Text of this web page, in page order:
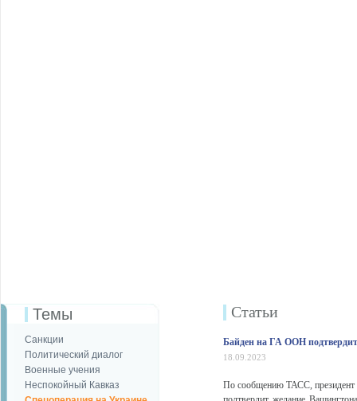
Темы
Санкции
Политический диалог
Военные учения
Неспокойный Кавказ
Статьи
Байден на ГА ООН
18.09.2023
По сообщению ТАСС,